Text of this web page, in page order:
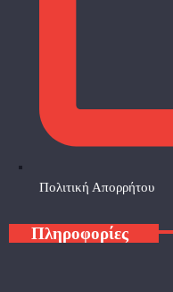
Πολιτική Απορρήτου
Πληροφορίες